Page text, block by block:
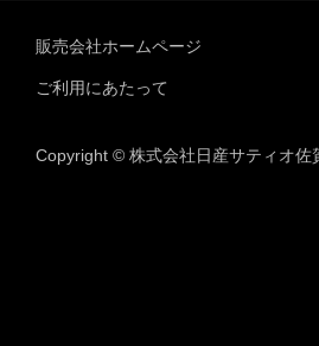
販売会社ホームページ
ご利用にあたって
Copyright © 株式会社日産サティオ佐